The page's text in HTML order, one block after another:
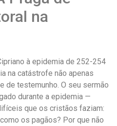
na
à epidemia de 252-254
na catástrofe não apenas
de testemunho. O seu sermão
durante a epidemia —
que os cristãos faziam:
os pagãos? Por que não